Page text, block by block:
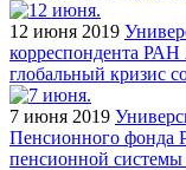
12 июня 2019
корреспондента
глобальный кризис
7 июня 2019
Пенсионного фонда
пенсионной